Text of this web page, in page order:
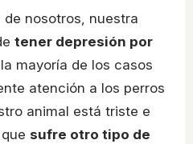
nosotros, nuestra
tener depresión por
la mayoría de los casos
atención a los perros
animal está triste e
sufre otro tipo de